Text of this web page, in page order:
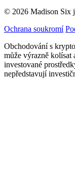
© 2026 Madison Six
Ochrana soukromí
Obchodování s
může výrazně kolísat
investované
nepředstavují